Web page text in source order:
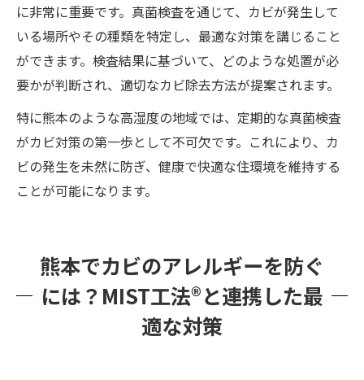
に非常に重要です。真菌検査を通じて、カビが発生して
いる場所やその種類を特定し、最適な対策を講じること
ができます。検査結果に基づいて、どのような処置が必
要かが判断され、適切なカビ除去方法が提案されます。
特に熊本のような高湿度の地域では、定期的な真菌検査
がカビ対策の第一歩として不可欠です。これにより、カ
ビの発生を未然に防ぎ、健康で快適な住環境を維持する
ことが可能になります。
熊本でカビのアレルギーを防ぐ
には？MIST工法®と連携した最
適な対策